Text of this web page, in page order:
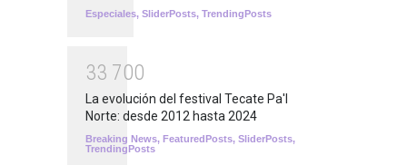
Especiales, SliderPosts, TrendingPosts
33 700
La evolución del festival Tecate Pa'l
Norte: desde 2012 hasta 2024
Breaking News, FeaturedPosts, SliderPosts,
TrendingPosts